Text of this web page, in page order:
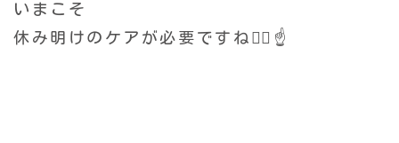
いまこそ
休み明けのケアが必要ですね🙂‍↕️☝️